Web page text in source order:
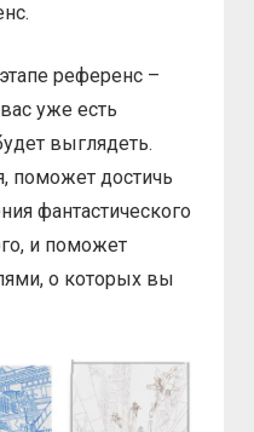
референс –
уже есть
выглядеть.
поможет достичь
фантастического
и поможет
о которых вы